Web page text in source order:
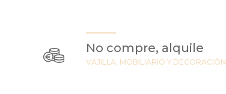
No compre, alquile
VAJILLA, MOBILIARIO Y DECORACIÓN